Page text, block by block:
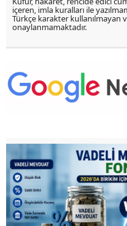
içeren, imla kuralları ile
Türkçe karakter kullanılmayan
onaylanmamaktadır.